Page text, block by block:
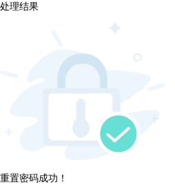
处理结果
重置密码成功！